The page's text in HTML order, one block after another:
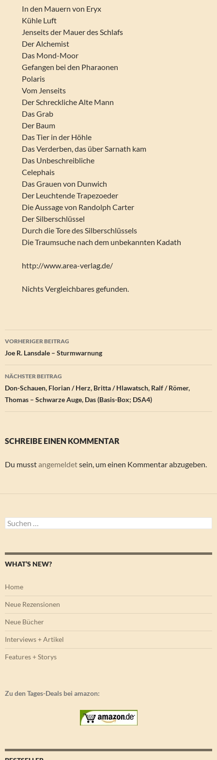
In den Mauern von Eryx
Kühle Luft
Jenseits der Mauer des Schlafs
Der Alchemist
Das Mond-Moor
Gefangen bei den Pharaonen
Polaris
Vom Jenseits
Der Schreckliche Alte Mann
Das Grab
Der Baum
Das Tier in der Höhle
Das Verderben, das über Sarnath kam
Das Unbeschreibliche
Celephais
Das Grauen von Dunwich
Der Leuchtende Trapezoeder
Die Aussage von Randolph Carter
Der Silberschlüssel
Durch die Tore des Silberschlüssels
Die Traumsuche nach dem unbekannten Kadath
http://www.area-verlag.de/
Nichts Vergleichbares gefunden.
Beitragsnavigation
VORHERIGER BEITRAG
Joe R. Lansdale – Sturmwarnung
NÄCHSTER BEITRAG
Don-Schauen, Florian / Herz, Britta / Hlawatsch, Ralf / Römer,
Thomas – Schwarze Auge, Das (Basis-Box; DSA4)
SCHREIBE EINEN KOMMENTAR
Du musstangemeldetsein, um einen Kommentar abzugeben.
Suchen
nach:
WHAT’S NEW?
Home
Neue Rezensionen
Neue Bücher
Interviews + Artikel
Features + Storys
Zu den Tages-Deals bei amazon: